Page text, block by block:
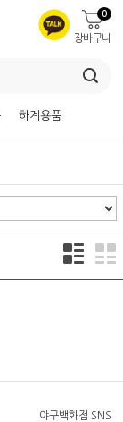
장바구니
0
하계용품
야구백화점 SNS